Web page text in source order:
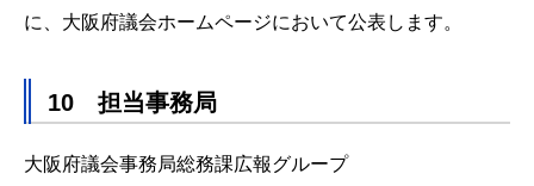
に、大阪府議会ホームページにおいて公表します。
10 担当事務局
大阪府議会事務局総務課広報グループ